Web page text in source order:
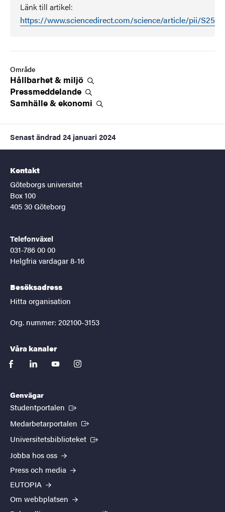
Länk till artikel:
https://www.sciencedirect.com/science/article/pii/
Område
Hållbarhet & miljö
Pressmeddelande
Samhälle &ekonomi
Senast ändrad 24 januari 2024
Kontakt
Göteborgs universitet
Box 100
405 30 Göteborg
Telefonväxel
031-786 00 00
Helgfria vardagar 8-16
Besöksadress
Hitta organisation
Org. nummer: 202100-3153
Våra kanaler
facebooklinkedinyoutubeinstagram
Genvägar
Studentportalen (Extern länk)
Medarbetarportalen (Extern länk)
Universitetsbiblioteket (Extern länk)
Jobba hos oss
Press och media
EUTOPIA
Om webbplatsen